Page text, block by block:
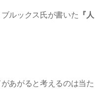
ルックス氏が書いた 『人
あがると考えるのは当た